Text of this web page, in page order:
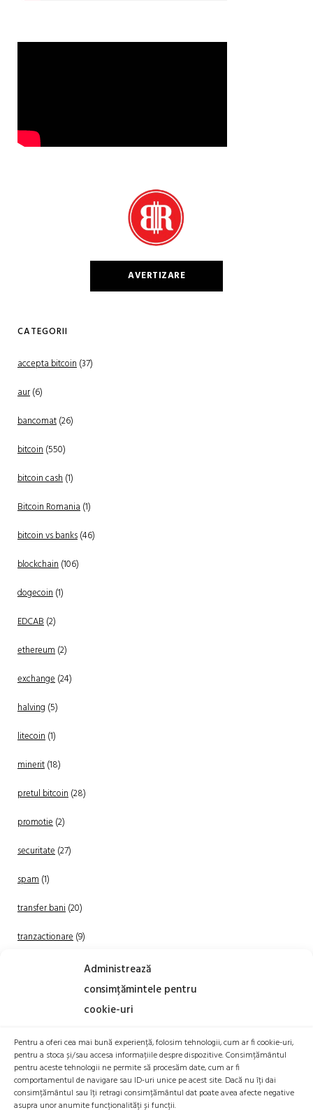
Administrează
consimțămintele pentru
cookie-uri
Pentru a oferi cea mai bună experiență, folosim tehnologii, cum ar fi cookie-uri,
pentru a stoca și/sau accesa informațiile despre dispozitive. Consimțământul
pentru aceste tehnologii ne permite să procesăm date, cum ar fi
comportamentul de navigare sau ID-uri unice pe acest site. Dacă nu îți dai
consimțământul sau îți retragi consimțământul dat poate avea afecte negative
asupra unor anumite funcționalități și funcții.
AVERTIZARE
CATEGORII
accepta bitcoin(37)
aur(6)
bancomat(26)
bitcoin(550)
bitcoin cash(1)
Bitcoin Romania(1)
bitcoin vs banks(46)
blockchain(106)
dogecoin(1)
EDCAB(2)
ethereum(2)
exchange(24)
halving (5)
litecoin(1)
minerit(18)
pretul bitcoin(28)
promotie(2)
securitate(27)
spam(1)
transfer bani(20)
tranzactionare(9)
(20)
TRANZACTIONEAZA